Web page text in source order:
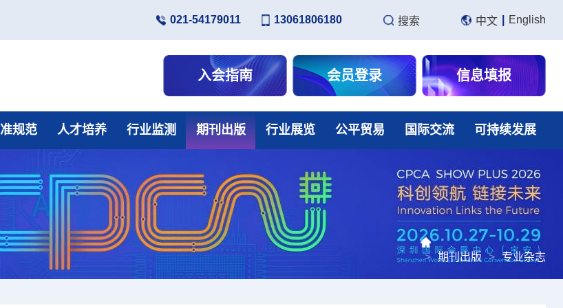
021-54179011 13061806180 搜索 中文 English
入会指南 会员登录 信息填报
规范 人才培养 行业监测 期刊出版 行业展览 公平贸易 国际交流 可持续发展
> 期刊出版 > 专业杂志